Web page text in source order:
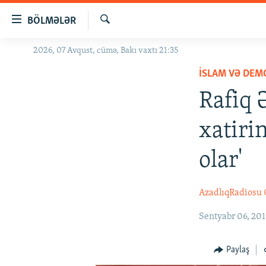
BÖLMƏLƏR
GÜNDƏM
Axtar
2026, 07 Avqust, cümə, Bakı vaxtı 21:35
İSLAM VƏ
Rafiq
olar'
AzadlıqRadiosu
Sentyabr 06,
Paylaş